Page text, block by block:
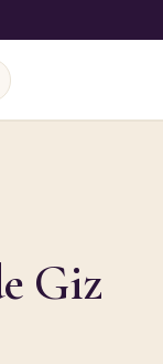
Giz